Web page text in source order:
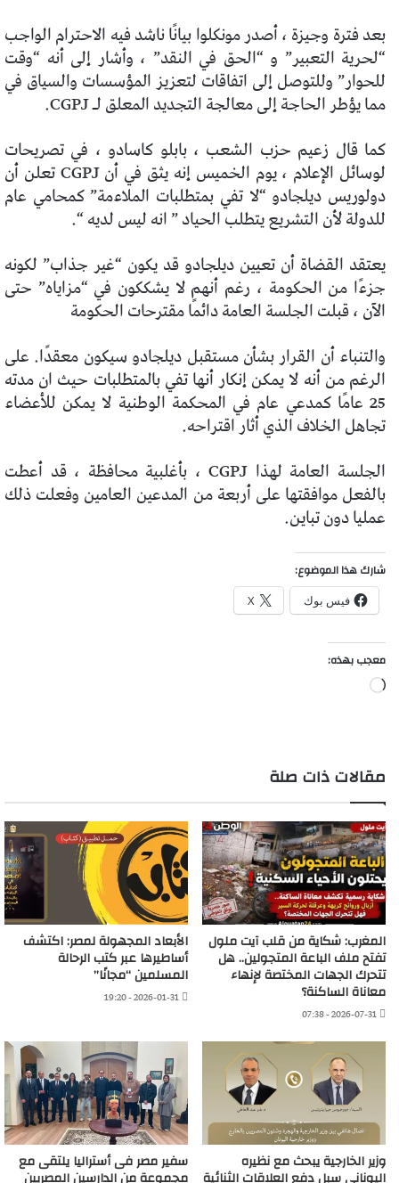
بعد فترة وجيزة ، أصدر مونكلوا بيانًا ناشد فيه الاحترام الواجب
“لحرية التعبير” و “الحق في النقد” ، وأشار إلى أنه “وقت
للحوار” وللتوصل إلى اتفاقات لتعزيز المؤسسات والسياق في
مما يؤطر الحاجة إلى معالجة التجديد المعلق لـ CGPJ.
كما قال زعيم حزب الشعب ، بابلو كاسادو ، في تصريحات
لوسائل الإعلام ، يوم الخميس إنه يثق في أن CGPJ تعلن أن
دولوريس ديلجادو “لا تفي بمتطلبات الملاءمة” كمحامي عام
للدولة لأن التشريع يتطلب الحياد ” انه ليس لديه “.
يعتقد القضاة أن تعيين ديلجادو قد يكون “غير جذاب” لكونه
جزءًا من الحكومة ، رغم أنهم لا يشككون في “مزاياه” حتى
الآن ، قبلت الجلسة العامة دائمًا مقترحات الحكومة
والتنباء أن القرار بشأن مستقبل ديلجادو سيكون معقدًا. على
الرغم من أنه لا يمكن إنكار أنها تفي بالمتطلبات حيث ان مدته
25 عامًا كمدعي عام في المحكمة الوطنية لا يمكن للأعضاء
تجاهل الخلاف الذي أثار اقتراحه.
الجلسة العامة لهذا CGPJ ، بأغلبية محافظة ، قد أعطت
بالفعل موافقتها على أربعة من المدعين العامين وفعلت ذلك
عمليا دون تباين.
شارك هذا الموضوع:
فيس بوك X
معجب بهذه:
جاري
مقالات ذات صلة
المغرب: شكاية من قلب آيت ملول
تفتح ملف الباعة المتجولين.. هل
تتحرك الجهات المختصة لإنهاء
معاناة الساكنة؟
2026-07-31 - 07:38
الأبعاد المجهولة لمصر: اكتشف
أساطيرها عبر كتب الرحالة
المسلمين “مجانًا”
2026-01-31 - 19:20
وزير الخارجية يبحث مع نظيره سفير مصر فى أستراليا يلتقى مع